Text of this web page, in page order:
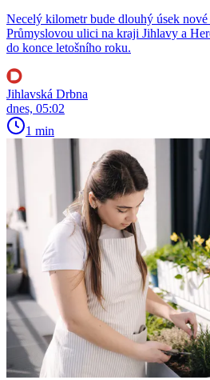
Necelý kilometr bude dlouhý úsek
Průmyslovou ulici na kraji Jihlavy a
do konce letošního roku.
Jihlavská Drbna
dnes, 05:02
1 min